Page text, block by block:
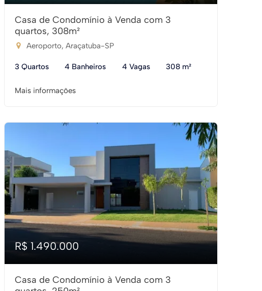
Casa de Condomínio à Venda com 3
quartos, 308m²
Aeroporto, Araçatuba-SP
3 Quartos 4 Banheiros 4 Vagas 308 m²
Mais informações
R$ 1.490.000
Casa de Condomínio à Venda com 3